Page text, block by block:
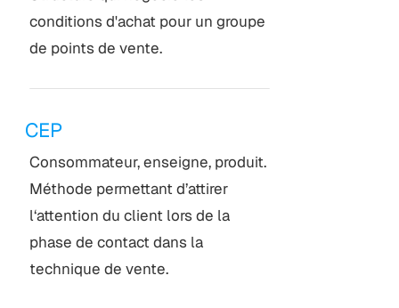
conditions d'achat pour un groupe
de points de vente.
CEP
Consommateur, enseigne, produit.
Méthode permettant d’attirer
l‘attention du client lors de la
phase de contact dans la
technique de vente.